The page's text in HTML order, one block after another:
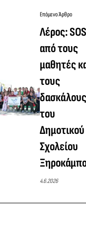
Επόμενο Άρθρο
Λέρος: SOS
από τους
μαθητές
τους
δασκάλους
του
Δημοτικού
Σχολείου
4.6.2026